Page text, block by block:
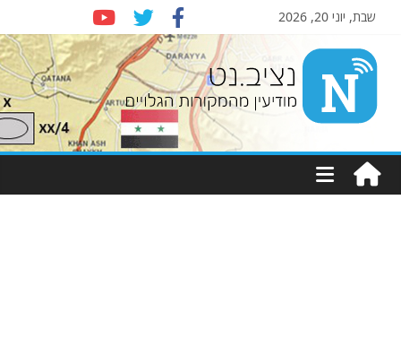
שבת, יוני 20, 2026
Nziv.net
מודיעין
מהמקורות